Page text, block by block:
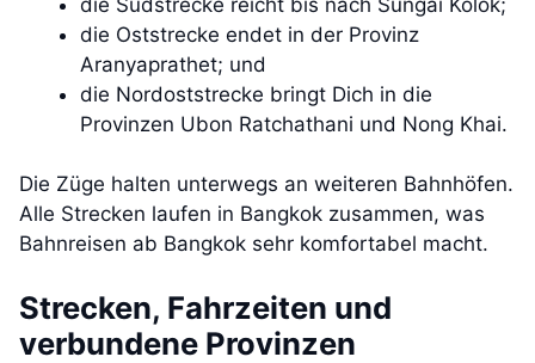
die Oststrecke endet in der Provinz
Aranyaprathet; und
die Nordoststrecke bringt Dich in die
Provinzen Ubon Ratchathani und Nong Khai.
Die Züge halten unterwegs an weiteren Bahnhöfen.
Alle Strecken laufen in Bangkok zusammen, was
Bahnreisen ab Bangkok sehr komfortabel macht.
Strecken, Fahrzeiten und
verbundene Provinzen